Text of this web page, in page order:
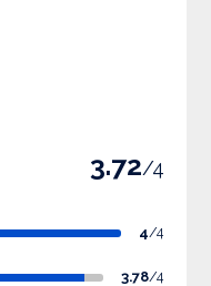
3.72/4
4/4
3.78/4